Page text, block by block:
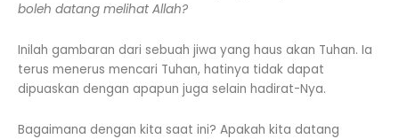
boleh datang melihat Allah?
Inilah gambaran dari sebuah jiwa yang haus akan Tuhan. Ia
terus menerus mencari Tuhan, hatinya tidak dapat
dipuaskan dengan apapun juga selain hadirat-Nya.
Bagaimana dengan kita saat ini? Apakah kita datang